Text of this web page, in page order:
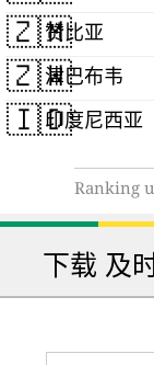
🇿🇲赞比亚
🇿🇼津巴布韦
🇮🇩印度尼西亚
Ranking
下载 及